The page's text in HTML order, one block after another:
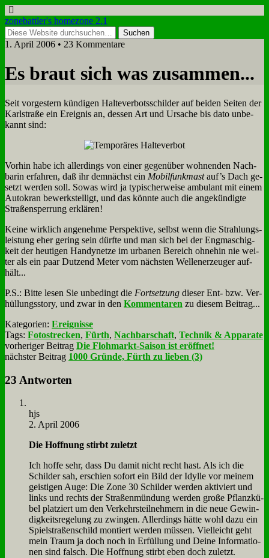
zonebattler's homezone 2.1
1. April 2006 • 23 Kommentare
Es braut sich was zu­sam­men...
Seit vor­ge­stern kün­di­gen Hal­te­ver­bots­schil­der auf bei­den Sei­ten der
Karl­stra­ße ein Er­eig­nis an, des­sen Art und Ur­sa­che bis da­to un­be­
kannt sind:
Vor­hin ha­be ich al­ler­dings von ei­ner ge­gen­über woh­nen­den Nach­
ba­rin er­fah­ren, daß ihr dem­nächst ein Mo­bil­funk­mastauf’s Dach ge­
setzt wer­den soll. So­was wird ja ty­pi­scher­wei­se am­bu­lant mit ei­nem
Au­to­kran be­werk­stel­ligt, und das könn­te auch die an­ge­kün­dig­te
Stra­ßen­sper­rung er­klä­ren!
Kei­ne wirk­lich an­ge­neh­me Per­spek­ti­ve, selbst wenn die Strah­lungs­
lei­stung eher ge­ring sein dürf­te und man sich bei der Eng­ma­schig­
keit der heu­ti­gen Han­dy­net­ze im ur­ba­nen Be­reich oh­ne­hin nie wei­
ter als ein paar Dut­zend Me­ter vom näch­sten Wel­len­er­zeu­ger auf­
hält...
P.S.: Bit­te le­sen Sie un­be­dingt die Fort­set­zung die­ser Ent- bzw. Ver­
hül­lungs­sto­ry, und zwar in den Kom­men­ta­ren zu die­sem Bei­trag...
Kategorien: Ereignisse
Tags: Fotostrecken, Fürth, Nachbarschaft, Technik & Apparate
vorheriger Beitrag Die Flohmarkt-Saison ist eröffnet!
nächster Beitrag 1000 Gründe, Fürth zu lieben (3)
23 Antworten
hjs
2. April 2006
Die Hoff­nung stirbt zu­letzt
Ich hof­fe sehr, dass Du da­mit nicht recht hast. Als ich die
Schil­der sah, er­schien so­fort ein Bild der Idyl­le vor mei­nem
gei­sti­gen Au­ge: Die Zo­ne 30 Schil­der wer­den ak­ti­viert und
links und rechts der Stra­ßen­mün­dung wer­den gro­ße Pflanz­kü­
bel plat­ziert um den Ver­kehrs­teil­neh­mern in die neue Ge­win­
dig­keits­re­ge­lung zu zwin­gen. Al­ler­dings hät­te wohl da­zu ein
Spiel­stra­ßen­schild mon­tiert wer­den müs­sen. Viel­leicht geht
mein Traum ja doch noch in Er­fül­lung und Dei­ne In­for­ma­tio­
nen sind falsch. Die Hoff­nung stirbt eben doch zu­letzt.